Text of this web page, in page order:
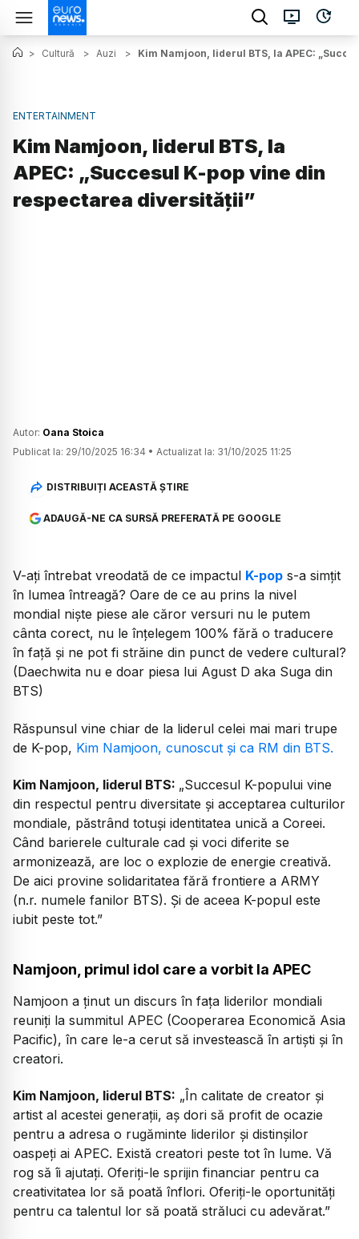
> Cultură > Auzi > Kim Namjoon, liderul BTS, la APEC:
ENTERTAINMENT
Kim Namjoon, liderul BTS, la
APEC: „Succesul K-pop vine din
respectarea diversității”
Autor: Oana Stoica
Publicat la: 29/10/2025 16:34 • Actualizat la: 31/10/2025 11:25
DISTRIBUIȚI ACEASTĂ ȘTIRE
ADAUGĂ-NE CA SURSĂ PREFERATĂ PE GOOGLE
V-ați întrebat vreodată de ce impactul K-pop s-a simțit
în lumea întreagă? Oare de ce au prins la nivel
mondial niște piese ale căror versuri nu le putem
cânta corect, nu le înțelegem 100% fără o traducere
în față și ne pot fi străine din punct de vedere cultural?
(Daechwita nu e doar piesa lui Agust D aka Suga din
BTS)
Răspunsul vine chiar de la liderul celei mai mari trupe
de K-pop, Kim Namjoon, cunoscut și ca RM din BTS.
Kim Namjoon, liderul BTS: „Succesul K-popului vine
din respectul pentru diversitate și acceptarea culturilor
mondiale, păstrând totuși identitatea unică a Coreei.
Când barierele culturale cad și voci diferite se
armonizează, are loc o explozie de energie creativă.
De aici provine solidaritatea fără frontiere a ARMY
(n.r. numele fanilor BTS). Și de aceea K-popul este
iubit peste tot.”
Namjoon, primul idol care a vorbit la APEC
Namjoon a ținut un discurs în fața liderilor mondiali
reuniți la summitul APEC (Cooperarea Economică Asia
Pacific), în care le-a cerut să investească în artiști și în
creatori.
Kim Namjoon, liderul BTS: „În calitate de creator și
artist al acestei generații, aș dori să profit de ocazie
pentru a adresa o rugăminte liderilor și distinșilor
oaspeți ai APEC. Există creatori peste tot în lume. Vă
rog să îi ajutați. Oferiți-le sprijin financiar pentru ca
creativitatea lor să poată înflori. Oferiți-le oportunități
pentru ca talentul lor să poată străluci cu adevărat.”